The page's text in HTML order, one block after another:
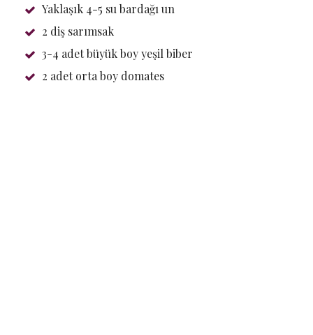
Yaklaşık 4-5 su bardağı un
2 diş sarımsak
3-4 adet büyük boy yeşil biber
2 adet orta boy domates